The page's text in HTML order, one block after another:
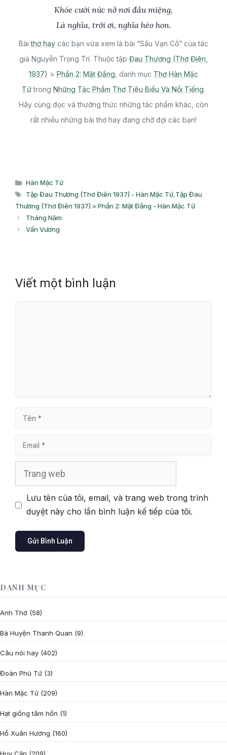
Khóe cười nức nở nơi đầu miệng,
Là nghĩa, trời ơi, nghĩa héo hon.
Bàithơ hay các bạn vừa xem là bài “Sầu Vạn Cổ” của tác
giả Nguyễn Trọng Trí. Thuộc tập Đau Thương (Thơ Điên,
1937) > Phần 2: Mật Đắng , danh mục Thơ Hàn Mặc
Tửtrong Những Tác Phẩm Thơ Tiêu Biểu Và Nổi Tiếng.
Hãy cùng đọc và thưởng thức những tác phẩm khác, còn
rất nhiều những bài thơ hay đang chờ đợi các bạn!
Danh
mục
Hàn Mặc Tử
Thẻ
Tập Đau Thương (Thơ Điên 1937) - Hàn Mặc Tử,Tập Đau
Thương (Thơ Điên 1937) > Phần 2: Mật Đắng - Hàn Mặc Tử
Tháng Năm
Vấn Vương
Viết một bình luận
Tên
Email
Lưu tên của tôi, email, và trang web trong trình
duyệt này cho lần bình luận kế tiếp của tôi.
DANH MỤC
Anh Thơ (58)
Bà Huyện Thanh Quan (9)
Câu nói hay (402)
Đoàn Phú Tứ (3)
Hàn Mặc Tử (209)
Hạt giống tâm hồn (1)
Hồ Xuân Hương (160)
Huy Cận (209)